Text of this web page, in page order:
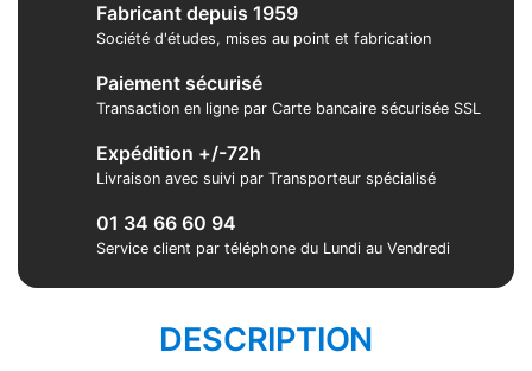
Fabricant depuis 1959
Société d'études, mises au point et fabrication
Paiement sécurisé
Transaction en ligne par Carte bancaire sécurisée SSL
Expédition +/-72h
Livraison avec suivi par Transporteur spécialisé
01 34 66 60 94
Service client par téléphone du Lundi au Vendredi
DESCRIPTION